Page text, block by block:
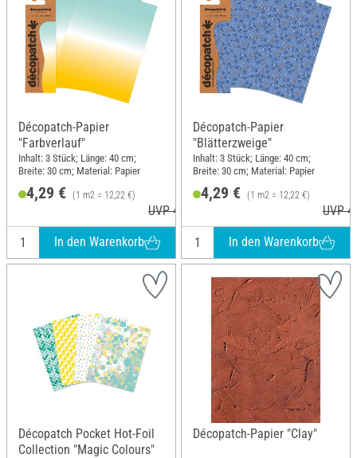
Décopatch-Papier
"Farbverlauf"
Inhalt: 3 Stück; Länge: 40 cm;
Breite: 30 cm; Material: Papier
4,29 € (1 m2 = 12,22 €)
UVP 4,60 €
In den Warenkorb
Décopatch-Papier
"Blätterzweige"
Inhalt: 3 Stück; Länge: 40 cm;
Breite: 30 cm; Material: Papier
4,29 € (1 m2 = 12,22 €)
UVP
In den Warenkorb
Décopatch Pocket Hot-Foil
Collection "Magic Colours"
Décopatch-Papier "Clay"